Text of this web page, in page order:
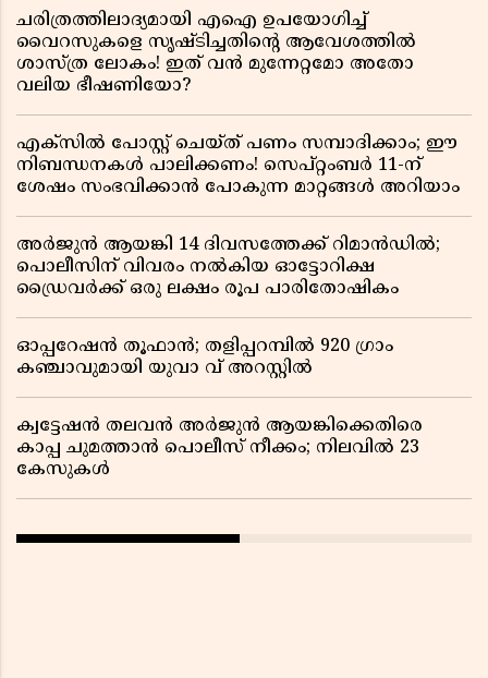
ചരിത്രത്തിലാദ്യമായി എഐ ഉപയോഗിച്ച്
വൈറസുകളെ സൃഷ്ടിച്ചതിന്റെ ആവേശത്തിൽ
ശാസ്ത്ര ലോകം! ഇത് വൻ മുന്നേറ്റമോ അതോ
വലിയ ഭീഷണിയോ?
എക്സിൽ പോസ്റ്റ് ചെയ്ത് പണം സമ്പാദിക്കാം; ഈ
നിബന്ധനകൾ പാലിക്കണം! സെപ്റ്റംബർ 11-ന്
ശേഷം സംഭവിക്കാൻ പോകുന്ന മാറ്റങ്ങൾ അറിയാം
അർജുൻ ആയങ്കി 14 ദിവസത്തേക്ക് റിമാൻഡിൽ;
പൊലീസിന് വിവരം നൽകിയ ഓട്ടോറിക്ഷ
ഡ്രൈവർക്ക് ഒരു ലക്ഷം രൂപ പാരിതോഷികം
ഓപ്പറേഷൻ തൂഫാൻ; തളിപ്പറമ്പിൽ 920 ഗ്രാം
കഞ്ചാവുമായി യുവാ വ് അറസ്റ്റിൽ
ക്വട്ടേഷൻ തലവൻ അർജുൻ ആയങ്കിക്കെതിരെ
കാപ്പ ചുമത്താൻ പൊലീസ് നീക്കം; നിലവിൽ 23
കേസുകൾ